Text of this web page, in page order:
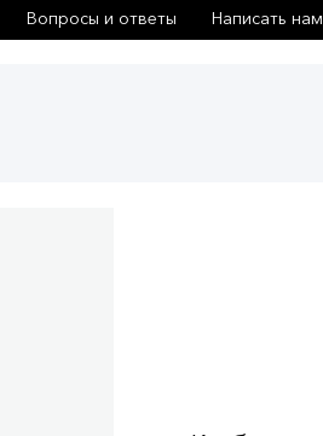
Вопросы и ответы Написать нам